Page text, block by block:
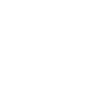
だくことをお